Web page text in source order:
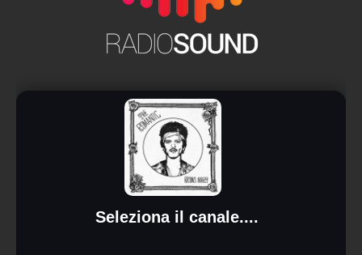
Seleziona il canale....